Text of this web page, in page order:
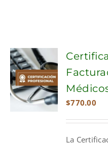
ADD TO
CART
$770.00
La